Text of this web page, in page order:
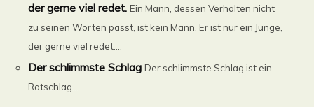
der gerne viel redet. Ein Mann, dessen Verhalten nicht
zu seinen Worten passt, ist kein Mann. Er ist nur ein Junge,
der gerne viel redet....
Der schlimmste Schlag Der schlimmste Schlag ist ein
Ratschlag...